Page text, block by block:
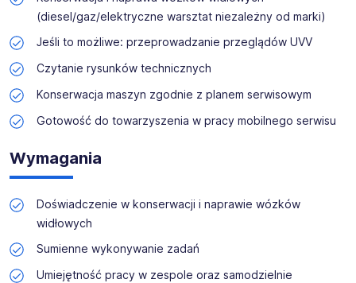
któremu jesteśmy blisko naszych klientów, a także
oddziale wSzczecinie, by być jeszcze bliżej
Kandydatów i naszych Pracowników.
Naszewieloletnie doświadczenie
troskliwy itrafny dobór klientów. Przedstawimy
dysponować pełną informacją , by podjąć świadomą
nie pożałujesz
każdą ofertę konkurencji.
Posiadamy także wpis do rejestru podmiotów
(diesel/gaz/elektryczne warsztat niezależny od marki)
Jeśli to możliwe: przeprowadzanie przeglądów UVV
Czytanie rysunków technicznych
Konserwacja maszyn zgodnie z planem serwisowym
Gotowość do towarzyszenia w pracy mobilnego serwisu
Wymagania
Doświadczenie w konserwacji i naprawie wózków
widłowych
Sumienne wykonywanie zadań
Umiejętność pracy w zespole oraz samodzielnie